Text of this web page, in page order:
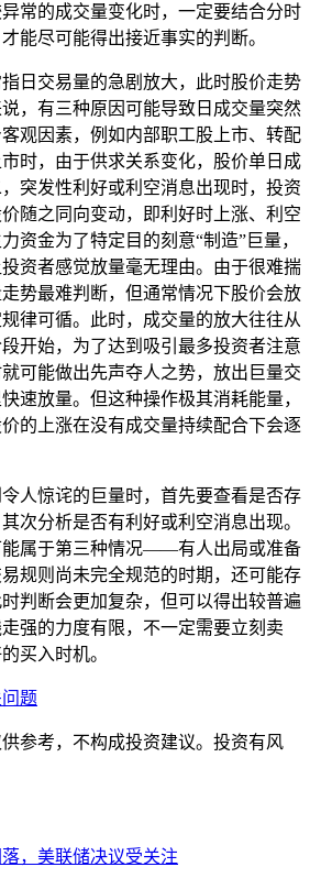
常的成交量变化时，一定要结合分时
能尽可能得出接近事实的判断。
日交易量的急剧放大，此时股价走势
，有三种原因可能导致日成交量突然
观因素，例如内部职工股上市、转配
时，由于供求关系变化，股价单日成
突发性利好或利空消息出现时，投资
随之同向变动，即利好时上涨、利空
资金为了特定目的刻意“制造”巨量，
资者感觉放量毫无理由。由于很难揣
势最难判断，但通常情况下股价会放
律可循。此时，成交量的放大往往从
开始，为了达到吸引最多投资者注意
可能做出先声夺人之势，放出巨量交
速放量。但这种操作极其消耗能量，
的上涨在没有成交量持续配合下会逐
人惊诧的巨量时，首先要查看是否存
次分析是否有利好或利空消息出现。
能属于第三种情况——有人出局或准备
规则尚未完全规范的时期，还可能存
判断会更加复杂，但可以得出较普遍
强的力度有限，不一定需要立刻卖
买入时机。
题
参考，不构成投资建议。投资有风
，美联储决议受关注